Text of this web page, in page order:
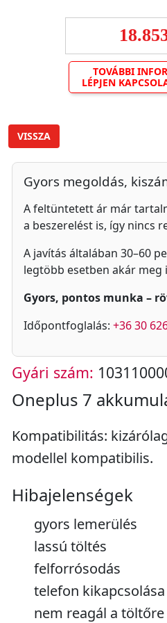
TOVÁBBI
LÉPJEN
VISSZA
Gyors megoldás,
A feltüntetett ár már
a beszerelést is, így nincs
A javítás általában 30–60
legtöbb esetben akár meg
Gyors, pontos munka –
Időpontfoglalás: +36 30
Gyári szám:
Oneplus 7
Kompatibilitás:
modellel kompatibilis.
Hibajelenségek
gyors lemerülés
lassú töltés
felforrósodás
telefon
nem reagál a töltőre